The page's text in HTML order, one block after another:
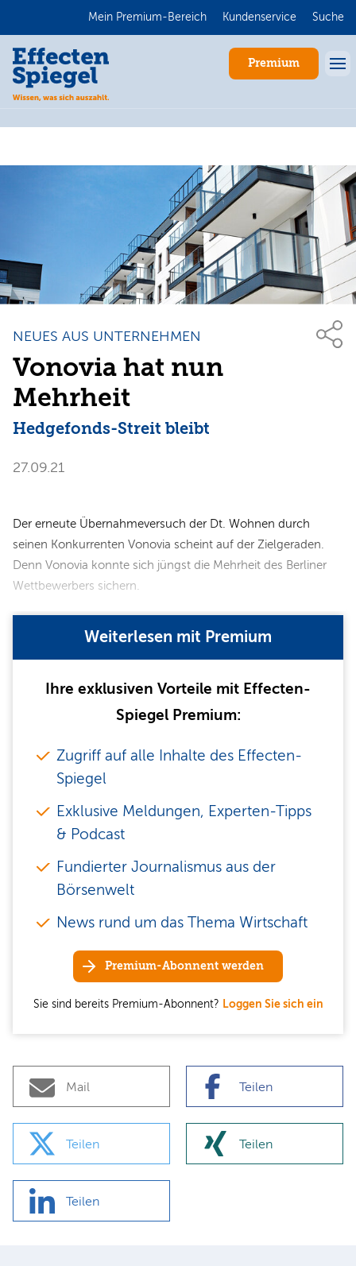
Mein Premium-Bereich Kundenservice Suche
Premium
NEUES AUS UNTERNEHMEN
Vonovia hat nun
Mehrheit
Hedgefonds-Streit bleibt
27.09.21
Der erneute Übernahmeversuch der Dt. Wohnen durch
seinen Konkurrenten Vonovia scheint auf der Zielgeraden.
Denn Vonovia konnte sich jüngst die Mehrheit des Berliner
Wettbewerbers sichern.
Weiterlesen mit Premium
Ihre exklusiven Vorteile mit Effecten-
Spiegel Premium:
Zugriff auf alle Inhalte des Effecten-
Spiegel
Exklusive Meldungen, Experten-Tipps
& Podcast
Fundierter Journalismus aus der
Börsenwelt
News rund um das Thema Wirtschaft
Premium-Abonnent werden
Sie sind bereits Premium-Abonnent? Loggen Sie sich ein
Mail Teilen
Teilen Teilen
Teilen
Anmelden